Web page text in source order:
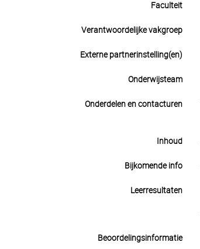
Faculteit
Verantwoordelijke vakgroep
Externe partnerinstelling(en)
Onderwijsteam
Onderdelen en contacturen
Inhoud
Bijkomende info
Leerresultaten
Beoordelingsinformatie